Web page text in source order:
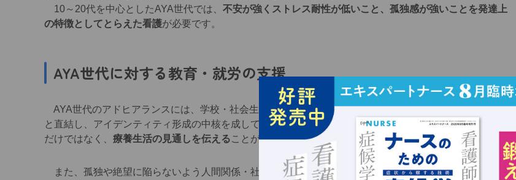
10～20代を中心としたAYA世代では、 不安が強くストレス耐性が低いこと、孤独感が強いことを発達上
の特徴としてとらえた看護が必要です。
AYA世代に対する教育・就労の支援
AYA世代のアドヒアランスには、学校・社会生活が大きく影響しています。教育・就労は若者の夢や希望
と直結し、アイデンティティ形成の中核を成しているため、例えば入院や新たな治療開始の際にはその説明
だけではなく、 療養生活の見通しを伝えることが求められます。
また、孤独や絶望に陥らないよう人間関係・社会生活に関する心配ごとをよく聴き、対応方法を一緒に考